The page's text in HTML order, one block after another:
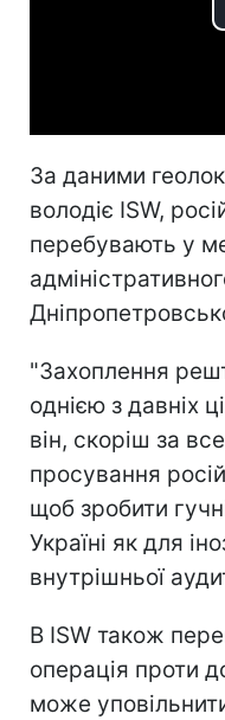
За даними
володіє ISW,
перебувають у
"Захоплення
однією з давніх
він, скоріш за
просування
щоб зробити
Україні як для
внутрішньої
В ISW також
операція проти
може